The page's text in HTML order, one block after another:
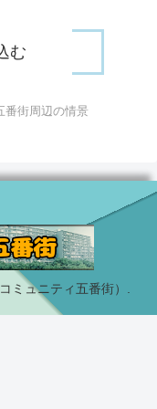
む
番街周辺の情景
ミュニティ五番街）.